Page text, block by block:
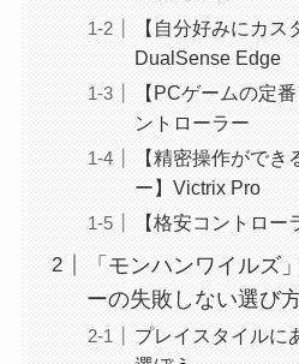
【自分好みにカス
DualSense Edge
【PCゲームの定
ントローラー
【精密操作がで
ー】Victrix Pro
【格安コントロ
「モンハンワイルズ
ーの失敗しない選び
プレイスタイルに